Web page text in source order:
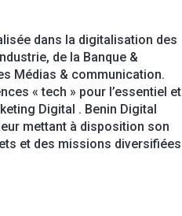
dans la digitalisation des
de la Banque &
Médias & communication.
« tech » pour l’essentiel et
Digital . Benin Digital
mettant à disposition son
et des missions diversifiées